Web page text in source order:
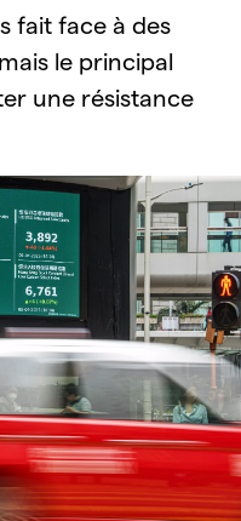
fait face à des
le principal
une résistance